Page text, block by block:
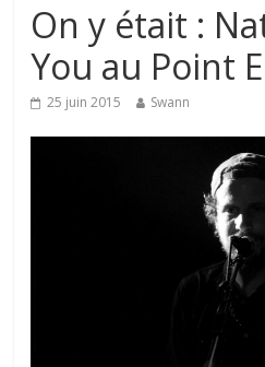
On y était :
You au Point
25 juin 2015 Swann